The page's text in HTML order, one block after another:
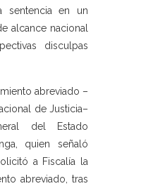
sentencia en un
alcance nacional
disculpas
abreviado –
de Justicia–
del Estado
quien señaló
a Fiscalía la
abreviado, tras